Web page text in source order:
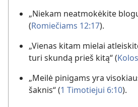
„Niekam neatmokėkite
(Romiečiams 12:17).
„Vienas kitam mielai
turi skundą prieš kitą“ (
„Meilė pinigams yra
šaknis“ (1 Timotiejui 6:10).